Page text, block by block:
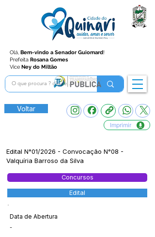
Olá, Bem-vindo a Senador Guiomard!
Prefeita Rosana Gomes
Vice Ney do Miltão
Voltar
Imprimir
Edital N°01/2026 - Convocação N°08 -
Valquíria Barroso da Silva
Concursos
Edital
Data de Abertura
-